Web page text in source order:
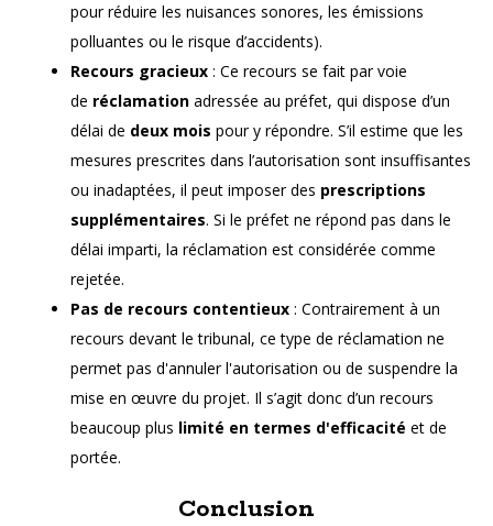
pour réduire les nuisances sonores, les émissions
polluantes ou le risque d’accidents).
Recours gracieux : Ce recours se fait par voie
de réclamation adressée au préfet, qui dispose d’un
délai de deux mois pour y répondre. S’il estime que les
mesures prescrites dans l’autorisation sont insuffisantes
ou inadaptées, il peut imposer des prescriptions
supplémentaires. Si le préfet ne répond pas dans le
délai imparti, la réclamation est considérée comme
rejetée.
Pas de recours contentieux : Contrairement à un
recours devant le tribunal, ce type de réclamation ne
permet pas d'annuler l'autorisation ou de suspendre la
mise en œuvre du projet. Il s’agit donc d’un recours
beaucoup plus limité en termes d'efficacité et de
portée.
Conclusion